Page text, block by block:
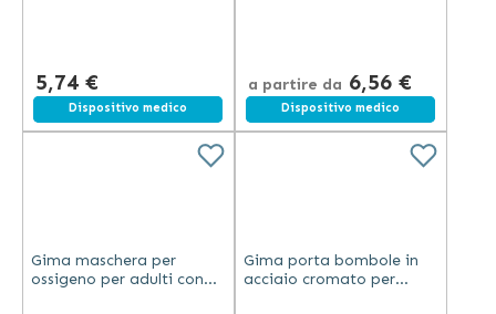
5,74 €
Spedizione gratuita
Dispositivo medico
a partire da 6,56 €
Spedizione gratuita
Dispositivo medico
Gima maschera per
ossigeno per adulti con
Gima porta bombole in
acciaio cromato per